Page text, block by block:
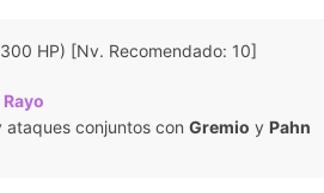
HP) [Nv. Recomendado: 10]
Rayo
ataques conjuntos conGremio y Pahn